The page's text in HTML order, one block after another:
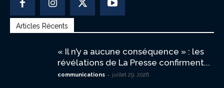
Articles Récents
« Il n’y a aucune conséquence » : les
révélations de La Presse confirment...
communications - juillet 29, 2026